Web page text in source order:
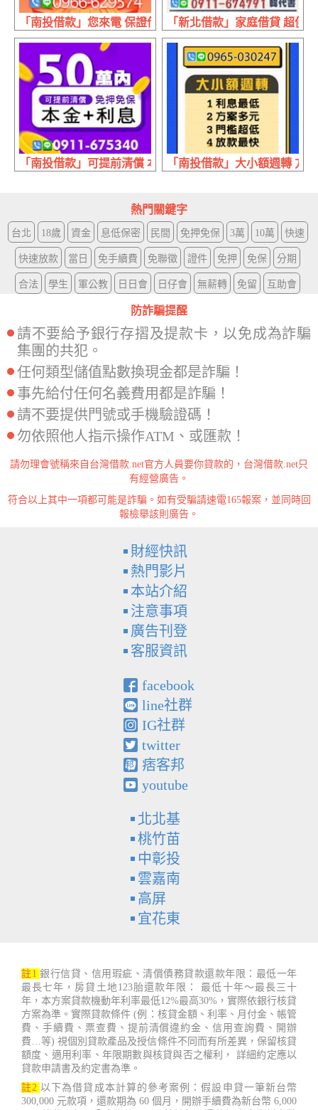
「南投借款」您來電 保證借 | 5萬內 月息300元起首借頭期
「新北借款」家庭借貸 超便
「南投借款」可提前清償 本金+利息 | 50萬內 免押免保
「南投借款」大小額週轉 方
熱門關鍵字
台北 18歲 資金 息低保密 民間 免押免保 3萬 10萬 快速
快速放款 當日 免手續費 免聯徵 證件 免押 免保 分期
合法 學生 軍公教 日日會 日仔會 無薪轉 免留 互助會
防詐騙提醒
請不要給予銀行存摺及提款卡，以免成為詐騙
集團的共犯。
任何類型儲值點數換現金都是詐騙！
事先給付任何名義費用都是詐騙！
請不要提供門號或手機驗證碼！
勿依照他人指示操作ATM、或匯款！
請勿理會號稱來自台灣借款.net官方人員要你貸款的，台灣借款.net只
有經營廣告。
符合以上其中一項都可能是詐騙。如有受騙請速電165報案，並同時回
報檢舉該則廣告。
財經快訊
熱門影片
本站介紹
注意事項
廣告刊登
客服資訊
facebook
line社群
IG社群
twitter
痞客邦
youtube
北北基
桃竹苗
中彰投
雲嘉南
高屏
宜花東
註1 銀行信貸、信用瑕疵、清償債務貸款還款年限：最低一年
最長七年，房貸土地123胎還款年限： 最低十年～最長三十
年，本方案貸款機動年利率最低12%最高30%，實際依銀行核貸
方案為準。實際貸款條件 (例：核貸金額、利率、月付金、帳管
費、手續費、票查費、提前清償違約金、信用查詢費、開辦
費…等) 視個別貸款產品及授信條件不同而有所差異，保留核貸
額度、適用利率、年限期數與核貸與否之權利， 詳細約定應以
貸款申請書及約定書為準。
註2 以下為借貸成本計算的參考案例：假設申貸一筆新台幣
300,000 元款項，還款期為 60 個月，開辦手續費為新台幣 6,000